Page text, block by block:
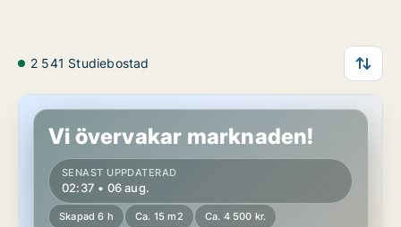
2 541 Studiebostad
Studentbostad på Östermalm
Vi övervakar marknaden!
SENAST UPPDATERAD
02:37 • 06 aug.
Skapad 6 h Ca. 15 m2 Ca. 4 500 kr.